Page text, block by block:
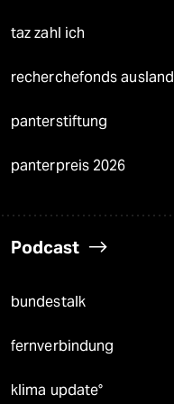
taz zahl ich
recherchefonds ausland
panterstiftung
panterpreis 2026
Podcast
bundestalk
fernverbindung
klima update°